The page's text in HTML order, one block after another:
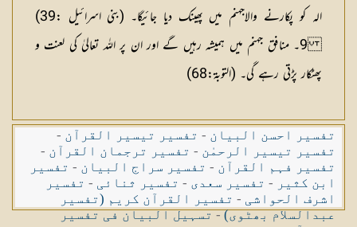
الہ کو پکارنے والاجہنم میں پھینک دیا جائیگا۔ (بنی اسرائیل :39)
9۔ منافق جہنم میں ہمیشہ رہیں گے اور ان پر اللہ تعالیٰ کی لعنت و
پھٹکار پڑتی رہے گی۔ (التوبۃ:68)
تفسیر احسن البیان - تفسیر تیسیر القرآن -
تفسیر تیسیر الرحمٰن - تفسیر ترجمان القرآن -
تفسیر فہم القرآن - تفسیر سراج البیان - تفسیر
ابن کثیر - تفسیر سعدی - تفسیر ثنائی - تفسیر
اشرف الحواشی - تفسیر القرآن کریم (تفسیر
عبدالسلام بھٹوی)-تسہیل البیان فی تفسیر